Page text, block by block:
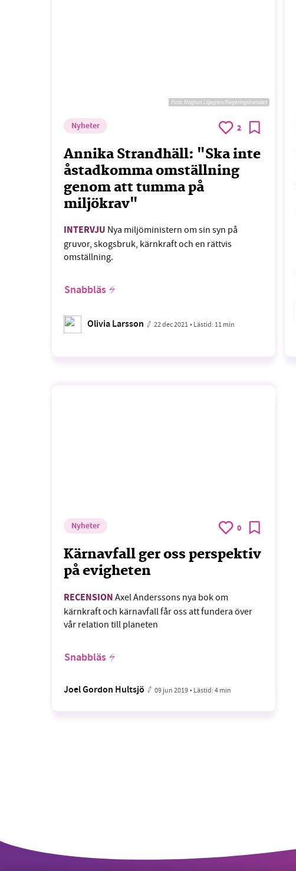
Foto:Magnus Liljegren/Regeringskansliet
Nyheter 2
Annika Strandhäll: "Ska inte
åstadkomma omställning
genom att tumma på
miljökrav"
INTERVJU Nya miljöministern om sin syn på
gruvor, skogsbruk, kärnkraft och en rättvis
omställning.
Snabbläs
Olivia Larsson 22 dec 2021• Lästid: 11 min
Nyheter 0
Kärnavfall ger oss perspektiv
på evigheten
RECENSION Axel Anderssons nya bok om
kärnkraft och kärnavfall får oss att fundera över
vår relation till planeten
Snabbläs
Joel Gordon Hultsjö 09 jun 2019• Lästid:4 min